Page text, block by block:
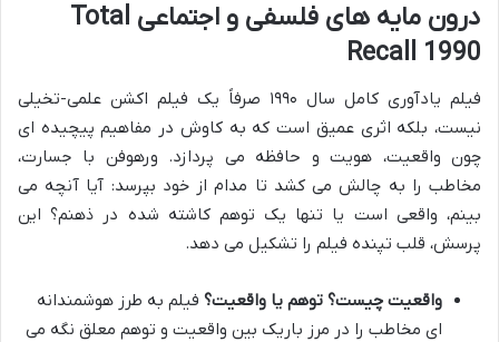
درون مایه های فلسفی و اجتماعی Total
Recall 1990
فیلم یادآوری کامل سال ۱۹۹۰ صرفاً یک فیلم اکشن علمی-تخیلی
نیست، بلکه اثری عمیق است که به کاوش در مفاهیم پیچیده ای
چون واقعیت، هویت و حافظه می پردازد. ورهوفن با جسارت،
مخاطب را به چالش می کشد تا مدام از خود بپرسد: آیا آنچه می
بینم، واقعی است یا تنها یک توهم کاشته شده در ذهنم؟ این
پرسش، قلب تپنده فیلم را تشکیل می دهد.
واقعیت چیست؟ توهم یا واقعیت؟ فیلم به طرز هوشمندانه
ای مخاطب را در مرز باریک بین واقعیت و توهم معلق نگه می